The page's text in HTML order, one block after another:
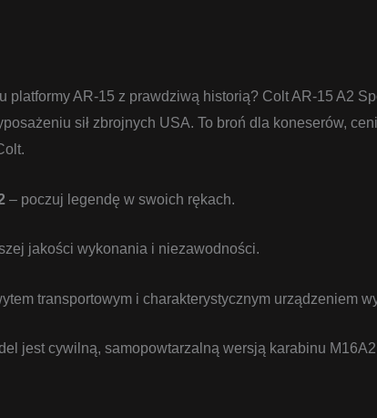
AR-15 z prawdziwą historią? Colt AR-15 A2
sił zbrojnych USA. To broń dla koneserów,
– poczuj legendę w swoich rękach.
jakości wykonania i niezawodności.
transportowym i charakterystycznym urządzeniem
jest cywilną, samopowtarzalną wersją karabinu